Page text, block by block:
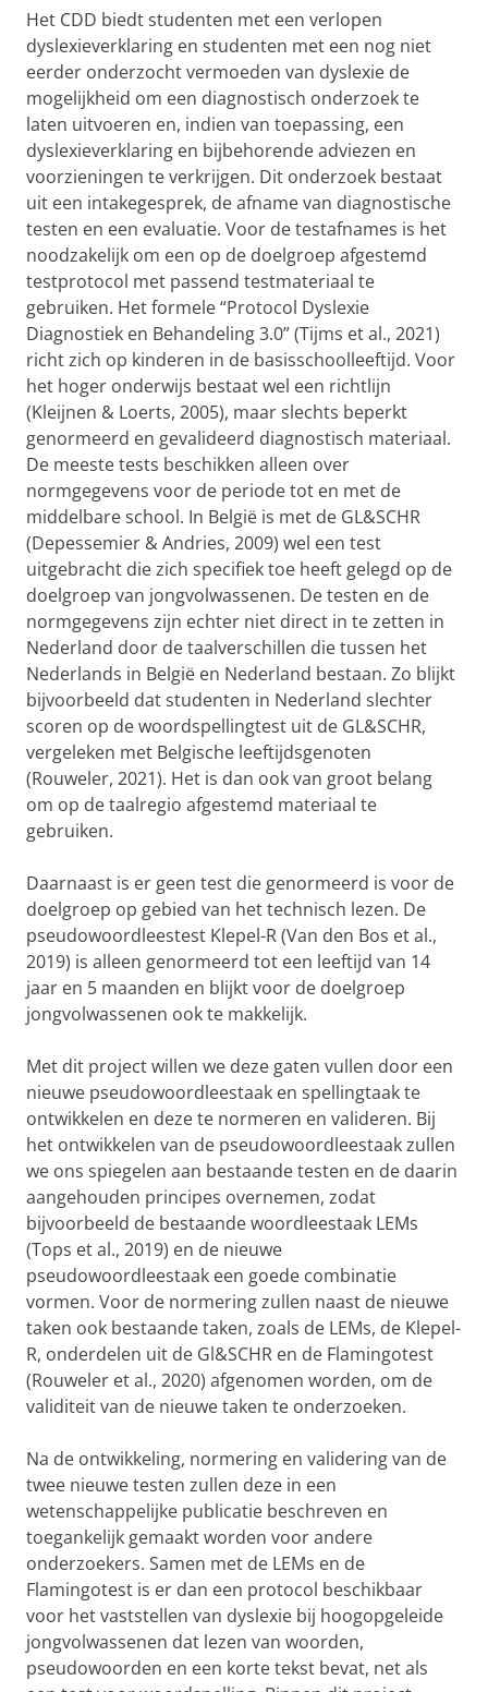
Het CDD biedt studenten met een verlopen
dyslexieverklaring en studenten met een nog niet
eerder onderzocht vermoeden van dyslexie de
mogelijkheid om een diagnostisch onderzoek te
laten uitvoeren en, indien van toepassing, een
dyslexieverklaring en bijbehorende adviezen en
voorzieningen te verkrijgen. Dit onderzoek bestaat
uit een intakegesprek, de afname van diagnostische
testen en een evaluatie. Voor de testafnames is het
noodzakelijk om een op de doelgroep afgestemd
testprotocol met passend testmateriaal te
gebruiken. Het formele “Protocol Dyslexie
Diagnostiek en Behandeling 3.0” (Tijms et al., 2021)
richt zich op kinderen in de basisschoolleeftijd. Voor
het hoger onderwijs bestaat wel een richtlijn
(Kleijnen & Loerts, 2005), maar slechts beperkt
genormeerd en gevalideerd diagnostisch materiaal.
De meeste tests beschikken alleen over
normgegevens voor de periode tot en met de
middelbare school. In België is met de GL&SCHR
(Depessemier & Andries, 2009) wel een test
uitgebracht die zich specifiek toe heeft gelegd op de
doelgroep van jongvolwassenen. De testen en de
normgegevens zijn echter niet direct in te zetten in
Nederland door de taalverschillen die tussen het
Nederlands in België en Nederland bestaan. Zo blijkt
bijvoorbeeld dat studenten in Nederland slechter
scoren op de woordspellingtest uit de GL&SCHR,
vergeleken met Belgische leeftijdsgenoten
(Rouweler, 2021). Het is dan ook van groot belang
om op de taalregio afgestemd materiaal te
gebruiken.
Daarnaast is er geen test die genormeerd is voor de
doelgroep op gebied van het technisch lezen. De
pseudowoordleestest Klepel-R (Van den Bos et al.,
2019) is alleen genormeerd tot een leeftijd van 14
jaar en 5 maanden en blijkt voor de doelgroep
jongvolwassenen ook te makkelijk.
Met dit project willen we deze gaten vullen door een
nieuwe pseudowoordleestaak en spellingtaak te
ontwikkelen en deze te normeren en valideren. Bij
het ontwikkelen van de pseudowoordleestaak zullen
we ons spiegelen aan bestaande testen en de daarin
aangehouden principes overnemen, zodat
bijvoorbeeld de bestaande woordleestaak LEMs
(Tops et al., 2019) en de nieuwe
pseudowoordleestaak een goede combinatie
vormen. Voor de normering zullen naast de nieuwe
taken ook bestaande taken, zoals de LEMs, de Klepel-
R, onderdelen uit de Gl&SCHR en de Flamingotest
(Rouweler et al., 2020) afgenomen worden, om de
validiteit van de nieuwe taken te onderzoeken.
Na de ontwikkeling, normering en validering van de
twee nieuwe testen zullen deze in een
wetenschappelijke publicatie beschreven en
toegankelijk gemaakt worden voor andere
onderzoekers. Samen met de LEMs en de
Flamingotest is er dan een protocol beschikbaar
voor het vaststellen van dyslexie bij hoogopgeleide
jongvolwassenen dat lezen van woorden,
pseudowoorden en een korte tekst bevat, net als